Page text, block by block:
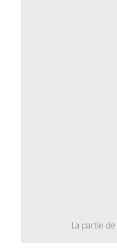
La partie de